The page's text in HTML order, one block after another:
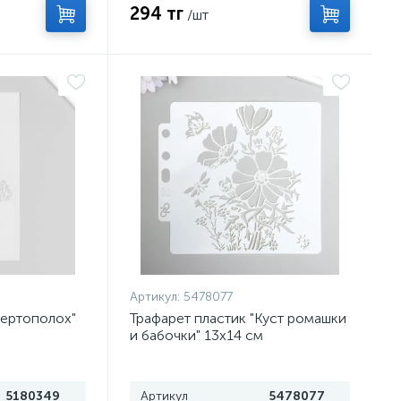
294 тг /шт
5180349
Артикул: 5478077
Трафарет пластик "Куст ромашки
и бабочки" 13х14 см
Артикул 5478077